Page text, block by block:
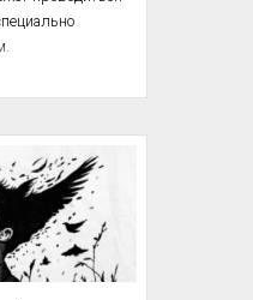
рекомендуется
и
людей,